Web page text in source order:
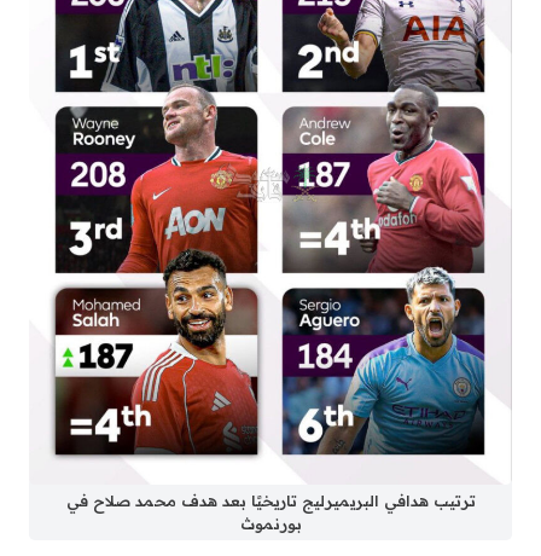
ترتيب هدافي البريميرليج تاريخيًا بعد هدف محمد صلاح في
بورنموث